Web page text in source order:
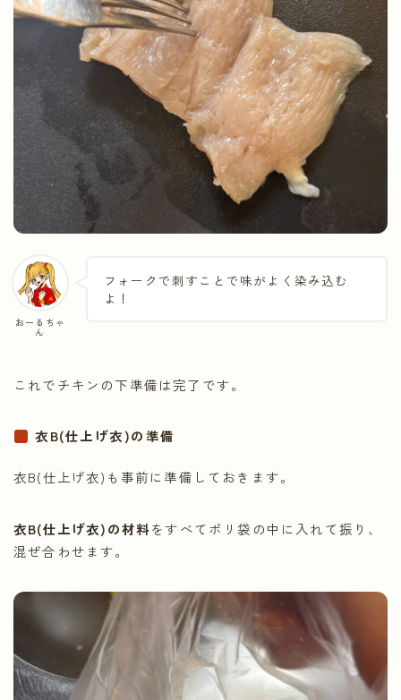
おーるちゃ
ん
フォークで刺すことで味がよく染み込む
よ！
これでチキンの下準備は完了です。
衣B(仕上げ衣)の準備
衣B(仕上げ衣)も事前に準備しておきます。
衣B(仕上げ衣)の材料をすべてポリ袋の中に入れて振り、
混ぜ合わせます。